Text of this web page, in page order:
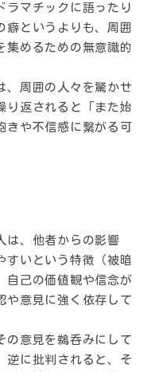
ラマチックに語ったり
というよりも、 周囲
集めるための無意識的
、周囲の人々を驚かせ
り返されると「また始
きや不信感に繋がる可
、 他者からの影響
すい という特徴（被暗
自己の価値観や信念が
や意見に強く依存して
の意見を鵜呑みにして
逆に批判されると、そ